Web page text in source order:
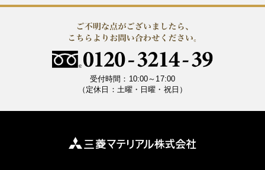
受付時間：10:00～17:00
（定休日：土曜・日曜・祝日）